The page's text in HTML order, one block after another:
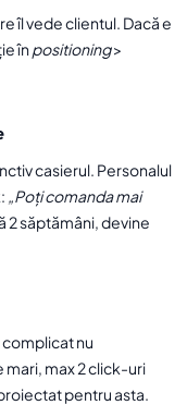
îl vede clientul. Dacă e
înpositioning>
casierul. Personalul
„Poți comanda mai
2 săptămâni, devine
nu
max 2 click-uri
pentru asta.